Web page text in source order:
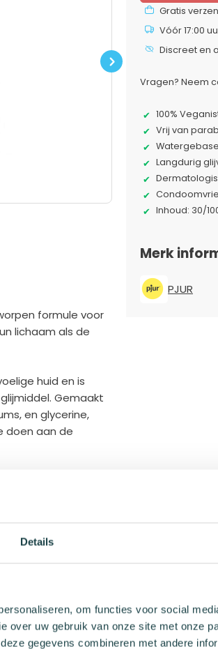
Details
om functies voor social
over uw gebruik van onze site met onze
gegevens combineren met andere
Next
formule voor
lichaam als de
huid en is
Gemaakt
en glycerine,
doen aan de
uitzonderlijk
gebalanceerde
te hydrateren.
zonder
comfort en
worden.
alleen is de
ontworpen om een
Gratis
Vóór 17:00
Discreet en
Vragen? Neem
100%
Vrij van
Langdurig
Inhoud: 30/
Merk
PJUR